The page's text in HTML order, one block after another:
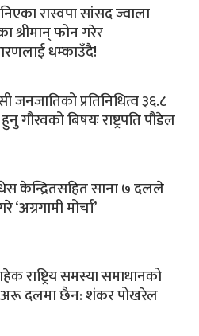
रास्वपा सांसद ज्वाला
श्रीमान् फोन गरेर
धम्काउँदै!
जनजातिको प्रतिनिधित्व ३६.८
गौरवको बिषयः राष्ट्रपति पौडेल
केन्द्रितसहित साना ७ दलले
‘अग्रगामी मोर्चा’
राष्ट्रिय समस्या समाधानको
अरू दलमा छैन: शंकर पोखरेल